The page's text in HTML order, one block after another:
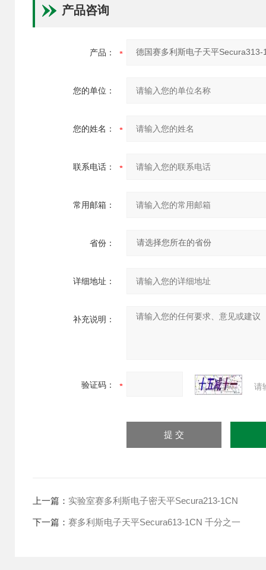
产品咨询
产品：
您的单位：
您的姓名：
联系电话：
常用邮箱：
省份：
详细地址：
补充说明：
验证码： 请
上一篇： 实验室赛多利斯电子密天平Secura213-1CN
下一篇： 赛多利斯电子天平Secura613-1CN 千分之一